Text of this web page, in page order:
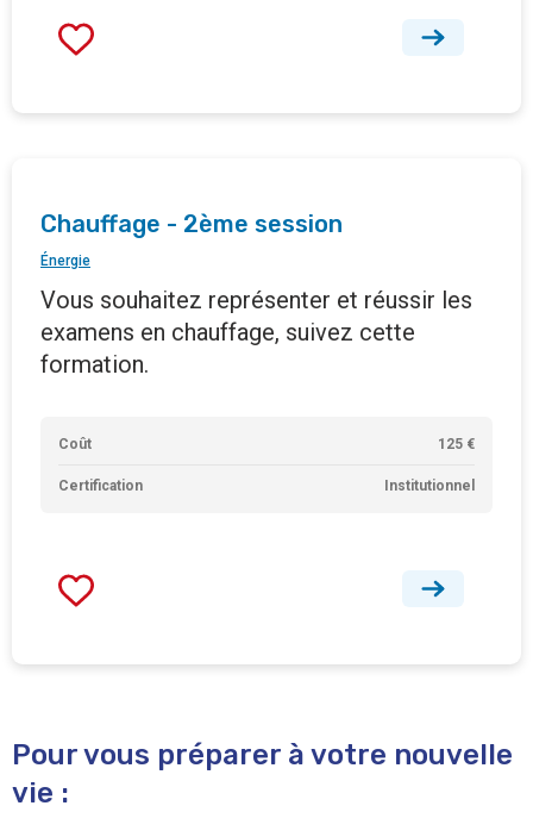
Chauffage - 2ème session
Énergie
Vous souhaitez représenter et réussir les
examens en chauffage, suivez cette
formation.
Coût 125 €
Certification Institutionnel
Pour vous préparer à votre nouvelle
vie :